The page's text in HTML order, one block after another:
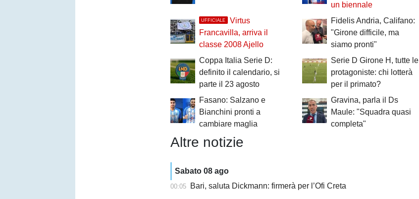
un biennale
UFFICIALE
Virtus
Francavilla, arriva il
classe 2008 Ajello
Fidelis Andria, Califano:
"Girone difficile, ma
siamo pronti"
Coppa Italia Serie D:
definito il calendario, si
parte il 23 agosto
Serie D Girone H, tutte le
protagoniste: chi lotterà
per il primato?
Fasano: Salzano e
Bianchini pronti a
cambiare maglia
Gravina, parla il Ds
Maule: "Squadra quasi
completa"
Altre notizie
Sabato 08 ago
00:05 Bari, saluta Dickmann: firmerà per l’Ofi Creta